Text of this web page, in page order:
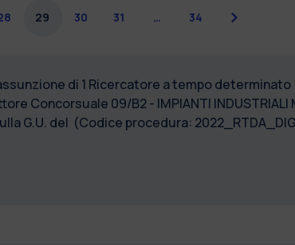
29 30 31 … 34 Successiva
di 1 Ricercatore a tempo
Concorsuale 09/B2 - IMPIANTI
G.U. del (Codice procedura: